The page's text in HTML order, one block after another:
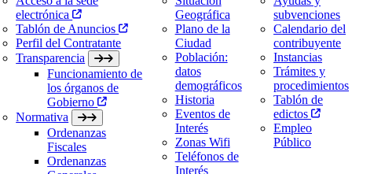
electrónica
Tablón de Anuncios
Perfil del Contratante
Transparencia
Funcionamiento de
los órganos de
Gobierno
Normativa
Ordenanzas
Fiscales
Ordenanzas
Geográfica
Plano de la
Ciudad
Población:
datos
demográficos
Historia
Eventos de
Interés
Zonas Wifi
Teléfonos de
Interés
subvenciones
Calendario del
contribuyente
Instancias
Trámites y
procedimientos
Tablón de
edictos
Empleo
Público